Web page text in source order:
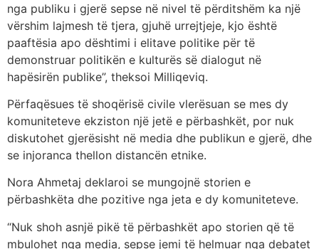
nga publiku i gjerë sepse në nivel të përditshëm ka një
vërshim lajmesh të tjera, gjuhë urrejtjeje, kjo është
paaftësia apo dështimi i elitave politike për të
demonstruar politikën e kulturës së dialogut në
hapësirën publike”, theksoi Milliqeviq.
Përfaqësues të shoqërisë civile vlerësuan se mes dy
komuniteteve ekziston një jetë e përbashkët, por nuk
diskutohet gjerësisht në media dhe publikun e gjerë, dhe
se injoranca thellon distancën etnike.
Nora Ahmetaj deklaroi se mungojnë storien e
përbashkëta dhe pozitive nga jeta e dy komuniteteve.
“Nuk shoh asnjë pikë të përbashkët apo storien që të
mbulohet nga media, sepse jemi të helmuar nga debatet